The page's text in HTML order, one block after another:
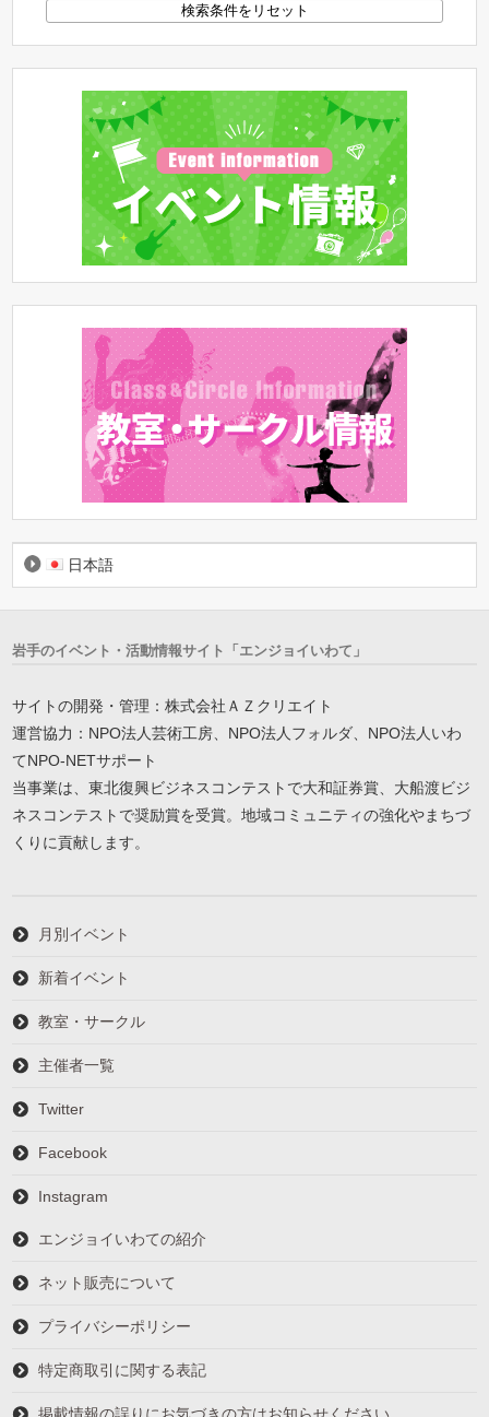
日本語
岩手のイベント・活動情報サイト「エンジョイいわて」
サイトの開発・管理：株式会社ＡＺクリエイト
運営協力：NPO法人芸術工房、NPO法人フォルダ、NPO法人いわ
てNPO-NETサポート
当事業は、東北復興ビジネスコンテストで大和証券賞、大船渡ビジ
ネスコンテストで奨励賞を受賞。地域コミュニティの強化やまちづ
くりに貢献します。
月別イベント
新着イベント
教室・サークル
主催者一覧
Twitter
Facebook
Instagram
エンジョイいわての紹介
ネット販売について
プライバシーポリシー
特定商取引に関する表記